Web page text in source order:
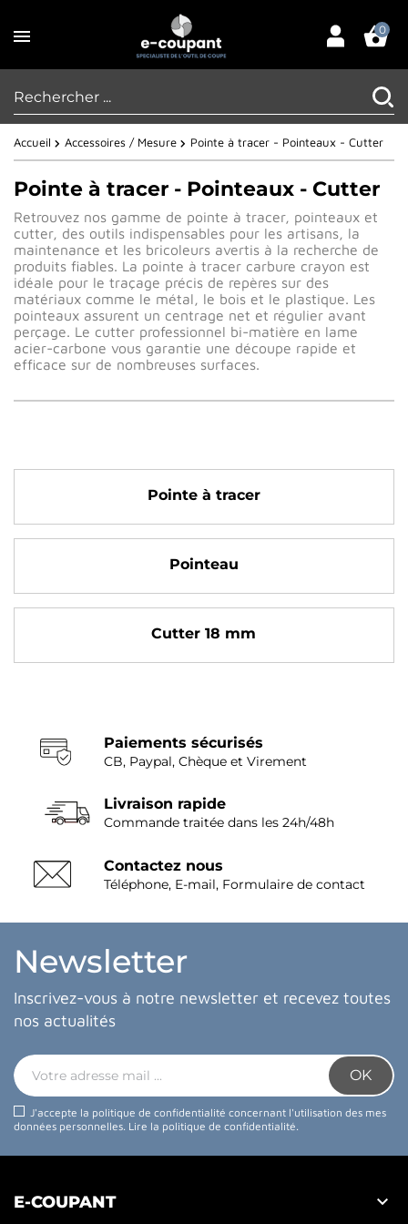
0
Accueil Accessoires / Mesure Pointe à tracer - Pointeaux - Cutter
Pointe à tracer - Pointeaux - Cutter
Retrouvez nos gamme de pointe à tracer, pointeaux et
cutter, des outils indispensables pour les artisans, la
maintenance et les bricoleurs avertis à la recherche de
produits fiables. La pointe à tracer carbure crayon est
idéale pour le traçage précis de repères sur des
matériaux comme le métal, le bois et le plastique. Les
pointeaux assurent un centrage net et régulier avant
perçage. Le cutter professionnel bi-matière en lame
acier-carbone vous garantie une découpe rapide et
efficace sur de nombreuses surfaces.
Pointe à tracer
Pointeau
Cutter 18 mm
Paiements sécurisés
CB, Paypal, Chèque et Virement
Livraison rapide
Commande traitée dans les 24h/48h
Contactez nous
Téléphone, E-mail, Formulaire de contact
Newsletter
Inscrivez-vous à notre newsletter et recevez toutes
nos actualités
J'accepte la politique de confidentialité concernant l'utilisation des mes
données personnelles. Lire la politique de confidentialité.
E-COUPANT 